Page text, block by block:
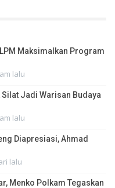
Maksimalkan Program
lalu
Jadi Warisan Budaya
lalu
Diapresiasi, Ahmad
lalu
Menko Polkam Tegaskan